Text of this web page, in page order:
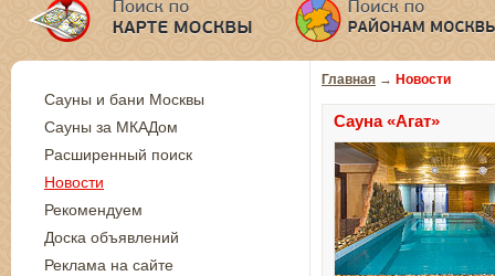
Главная → Новости
Сауна «Агат»
Сауны и бани Москвы
Сауны за МКАДом
Расширенный поиск
Новости
Рекомендуем
Доска объявлений
Реклама на сайте